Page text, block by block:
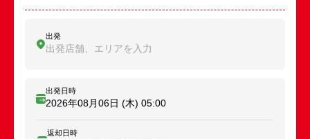
出発
出発店舗、エリアを入力
出発日時
2026年08月06日 (木) 05:00
返却日時